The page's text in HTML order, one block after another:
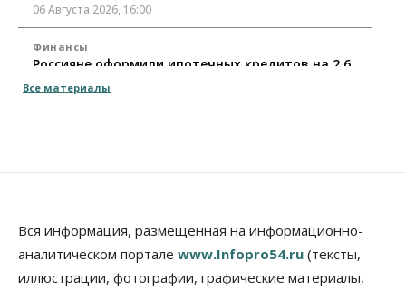
06 Августа 2026, 16:00
Финансы
Россияне оформили ипотечных кредитов на 2,6
06 Августа 2026, 15:53
Бизнес
Правительство России продлило разрешение на
выпуск бензина «Евро-3»
06 Августа 2026, 14:00
Все материалы
Вся информация, размещенная на информационно-
аналитическом портале www.Infopro54.ru (тексты,
иллюстрации, фотографии, графические материалы,